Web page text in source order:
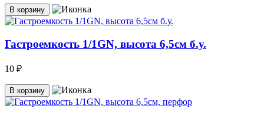
В корзину
Гастроемкость 1/1GN, высота 6,5см б.у.
10 ₽
В корзину